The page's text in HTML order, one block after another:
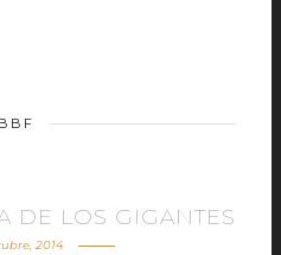
BBF
DE LOS GIGANTES
2014